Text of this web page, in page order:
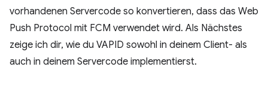
vorhandenen Servercode so konvertieren, dass das Web
Push Protocol mit FCM verwendet wird. Als Nächstes
zeige ich dir, wie du VAPID sowohl in deinem Client- als
auch in deinem Servercode implementierst.